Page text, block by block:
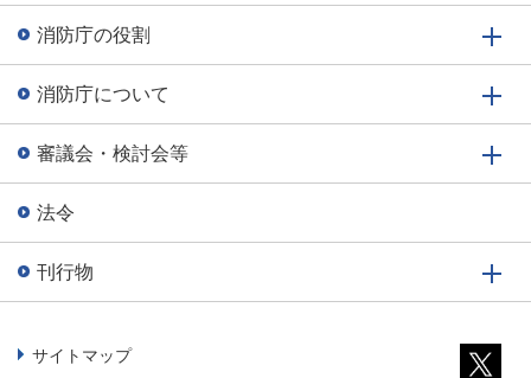
消防庁の役割
消防庁について
審議会・検討会等
法令
刊行物
サイトマップ